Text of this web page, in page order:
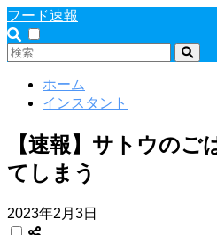
フード速報
ホーム
インスタント
【速報】サトウのご
てしまう
2023年2月3日